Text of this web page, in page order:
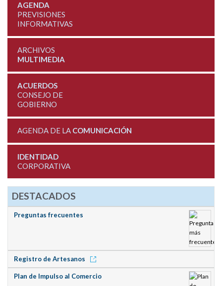
AGENDA
PREVISIONES
INFORMATIVAS
ARCHIVOS
MULTIMEDIA
ACUERDOS
CONSEJO DE
GOBIERNO
AGENDA DE LA COMUNICACIÓN
IDENTIDAD
CORPORATIVA
DESTACADOS
Preguntas frecuentes
Registro de Artesanos
Plan de Impulso al Comercio